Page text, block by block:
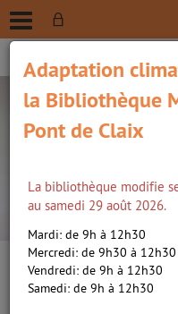
Adaptation
la Bibliothèque
Pont de Claix
La bibliothèque modifie
au samedi 29 août 2026.
Mardi: de 9h à 12h30
Mercredi: de 9h30 à
Vendredi: de 9h à 12h30
Samedi: de 9h à 12h30